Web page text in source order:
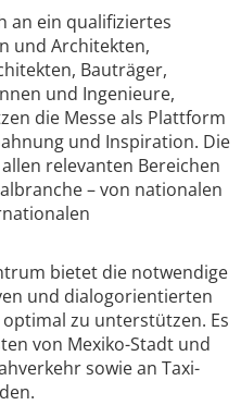
an ein qualifiziertes
und Architekten,
Bauträger,
und Ingenieure,
die Messe als Plattform
und Inspiration. Die
relevanten Bereichen
– von nationalen
bietet die notwendige
und dialogorientierten
optimal zu unterstützen. Es
von Mexiko-Stadt und
sowie an Taxi-